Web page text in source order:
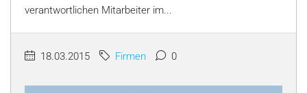
verantwortlichen Mitarbeiter im...
18.03.2015 Firmen 0